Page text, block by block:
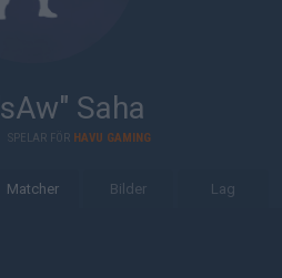
Saha
SPELAR FÖR HAVU GAMING
Matcher Bilder Lag